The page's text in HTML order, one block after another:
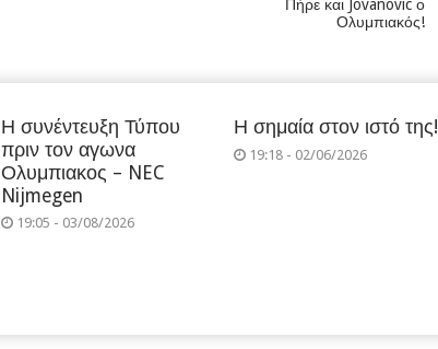
Πήρε και Jovanovic ο
Ολυμπιακός!
Η συνέντευξη Τύπου
πριν τον αγωνα
Ολυμπιακος – NEC
Nijmegen
19:05 - 03/08/2026
Η σημαία στον ιστό της!
19:18 - 02/06/2026